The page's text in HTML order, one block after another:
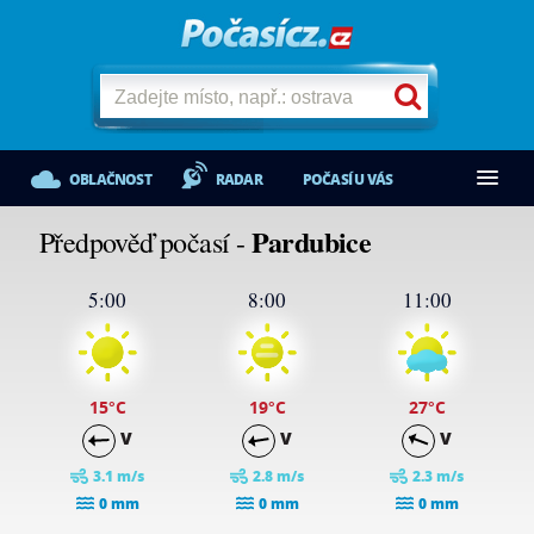
OBLAČNOST RADAR POČASÍ U VÁS
Předpověď počasí -Pardubice
5:00
15°C
V
3.1 m/s
0 mm
8:00
19°C
V
2.8 m/s
0 mm
11:00
27°C
V
2.3 m/s
0 mm